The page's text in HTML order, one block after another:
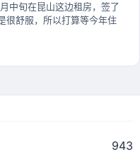
中旬在昆山这边租房，签了
很舒服，所以打算等今年住
943